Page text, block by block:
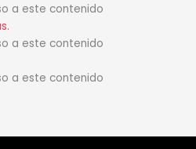
a este contenido
a este contenido
a este contenido